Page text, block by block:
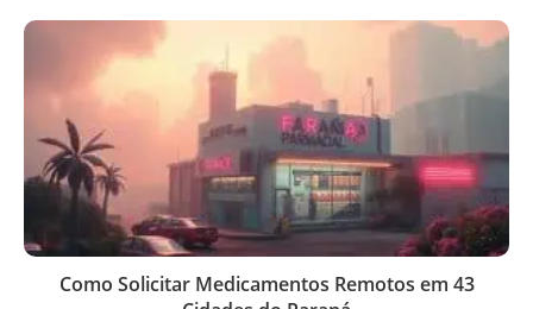
Como Solicitar Medicamentos Remotos em 43